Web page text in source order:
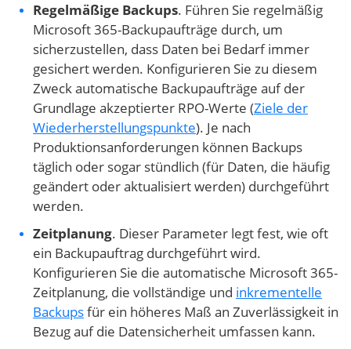
Regelmäßige Backups. Führen Sie regelmäßig
Microsoft 365-Backupaufträge durch, um
sicherzustellen, dass Daten bei Bedarf immer
gesichert werden. Konfigurieren Sie zu diesem
Zweck automatische Backupaufträge auf der
Grundlage akzeptierter RPO-Werte (Ziele der
Wiederherstellungspunkte). Je nach
Produktionsanforderungen können Backups
täglich oder sogar stündlich (für Daten, die häufig
geändert oder aktualisiert werden) durchgeführt
werden.
Zeitplanung. Dieser Parameter legt fest, wie oft
ein Backupauftrag durchgeführt wird.
Konfigurieren Sie die automatische Microsoft 365-
Zeitplanung, die vollständige und inkrementelle
Backupsfür ein höheres Maß an Zuverlässigkeit in
Bezug auf die Datensicherheit umfassen kann.